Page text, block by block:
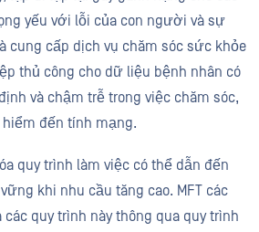
yếu với lỗi của con người và sự
cung cấp dịch vụ chăm sóc sức khỏe
thủ công cho dữ liệu bệnh nhân có
và chậm trễ trong việc chăm sóc,
hiểm đến tính mạng.
quy trình làm việc có thể dẫn đến
khi nhu cầu tăng cao. MFT các
quy trình này thông qua quy trình